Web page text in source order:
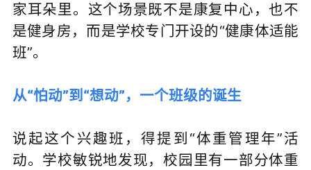
家耳朵里。这个场景既不是康复中心，也不
是健身房，而是学校专门开设的“健康体适能
班”。
从“怕动”到“想动”，一个班级的诞生
说起这个兴趣班，得提到“体重管理年”活
动。学校敏锐地发现，校园里有一部分体重